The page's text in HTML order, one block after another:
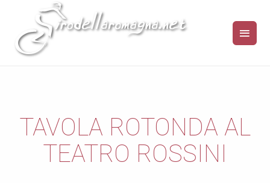
TAVOLA ROTONDA AL
TEATRO ROSSINI